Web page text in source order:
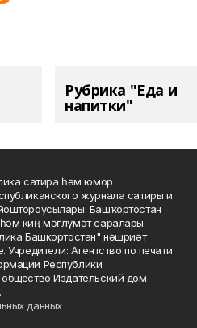
Рубрика "Еда и
напитки"
сатира һәм юмор
журнала сатиры и
Башҡортостан
киң мәғлүмәт саралары
Башкортостан" нәшриәт
Учредители: Агентство по печати
Республики
Издательский дом
данных